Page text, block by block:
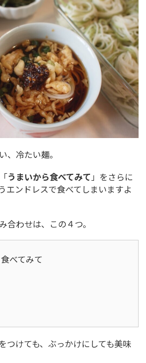
、冷たい麺。
うまいから食べてみて」をさらに
エンドレスで食べてしまいますよ
合わせは、この４つ。
べてみて
つけても、ぶっかけにしても美味